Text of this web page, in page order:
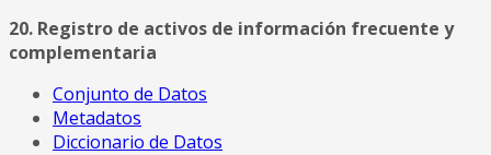
20. Registro de activos de información frecuente y
complementaria
Conjunto de Datos
Metadatos
Diccionario de Datos